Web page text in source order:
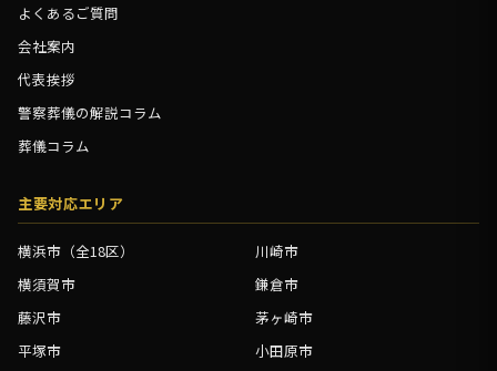
よくあるご質問
会社案内
代表挨拶
警察葬儀の解説コラム
葬儀コラム
主要対応エリア
横浜市（全18区）
川崎市
横須賀市
鎌倉市
藤沢市
茅ヶ崎市
平塚市
小田原市